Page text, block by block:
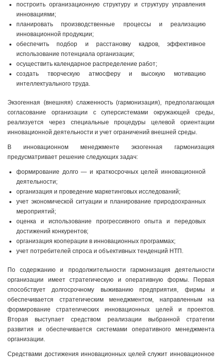
построить организационную структуру и структуру управления
инновациями;
планировать производственные процессы и реализацию
инновационной продукции;
обеспечить подбор и расстановку кадров, эффективное
использование потенциала организации;
осуществить календарное распределение работ;
создать творческую атмосферу и высокую мотивацию
интеллектуального труда.
Экзогенная (внешняя) слаженность (гармонизация), предполагающая
согласование организации с суперсистемами окружающей среды,
реализуется через специальные процедуры целевой ориентации
инновационной деятельности и учет ограничений внешней среды.
В инновационном менеджменте экзогенная гармонизация
предусматривает решение следующих задач:
формирование долго — и краткосрочных целей инновационной
деятельности;
организация и проведение маркетинговых исследований;
учет экономической ситуации и планирование природоохранных
мероприятий;
оценка и использование прогрессивного опыта и передовых
достижений конкурентов;
организация кооперации в инновационных программах;
учет потребителей спроса и объективных тенденций НТП.
По содержанию и продолжительности гармонизация деятельности
организации имеет стратегическую и оперативную формы. Первая
способствует долгосрочному выживанию предприятия, фирмы и
обеспечивается стратегическим менеджментом, направленным на
формирование стратегических инновационных целей и проектов.
Вторая выступает средством реализации выбранной стратегии
развития и обеспечивается системами оперативного менеджмента
организации.
Средствами достижения инновационных целей служит инновационное